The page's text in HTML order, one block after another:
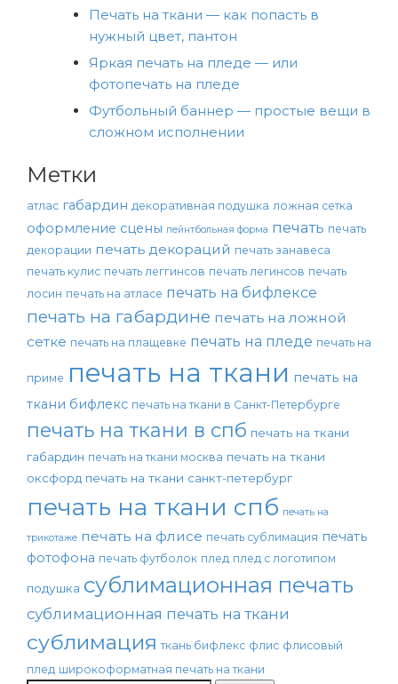
Печать на ткани — как попасть в
нужный цвет, пантон
Яркая печать на пледе — или
фотопечать на пледе
Футбольный баннер — простые вещи в
сложном исполнении
Метки
атлас габардин декоративная подушка ложная сетка
оформление сцены пейнтбольная форма печать печать
декорации печать декораций печать занавеса
печать кулис печать леггинсов печать легинсов печать
лосин печать на атласе печать на бифлексе
печать на габардине печать на ложной
сетке печать на плащевке печать на пледе печать на
приме печать на ткани печать на
ткани бифлекс печать на ткани в Санкт-Петербурге
печать на ткани в спб печать на ткани
габардин печать на ткани москва печать на ткани
оксфорд печать на ткани санкт-петербург
печать на ткани спб печать на
трикотаже печать на флисе печать сублимация печать
фотофона печать футболок плед плед с логотипом
подушка сублимационная печать
сублимационная печать на ткани
сублимация ткань бифлекс флис флисовый
плед широкоформатная печать на ткани